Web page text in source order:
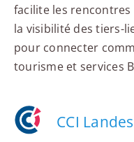
facilite les rencontres
la visibilité des tiers-
pour connecter
tourisme et services
CCI Landes